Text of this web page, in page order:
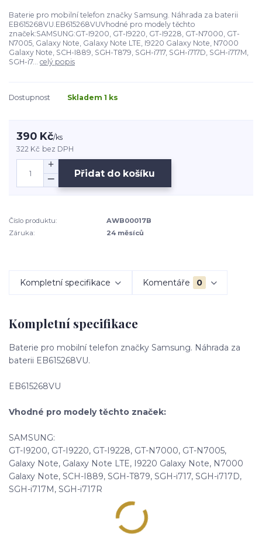
Baterie pro mobilní telefon značky Samsung. Náhrada za baterii
EB615268VU.EB615268VUVhodné pro modely těchto
značek:SAMSUNG:GT-I9200, GT-I9220, GT-I9228, GT-N7000, GT-
N7005, Galaxy Note, Galaxy Note LTE, I9220 Galaxy Note, N7000
Galaxy Note, SCH-I889, SGH-T879, SGH-i717, SGH-i717D, SGH-i717M,
SGH-i7... celý popis
Dostupnost Skladem 1 ks
390 Kč/ks
322 Kč bez DPH
Přidat do košíku
Číslo produktu:
AWB00017B
Záruka:
24 měsíců
Kompletní specifikace Komentáře 0
Kompletní specifikace
Baterie pro mobilní telefon značky Samsung. Náhrada za
baterii EB615268VU.
EB615268VU
Vhodné pro modely těchto značek:
SAMSUNG:
GT-I9200, GT-I9220, GT-I9228, GT-N7000, GT-N7005,
Galaxy Note, Galaxy Note LTE, I9220 Galaxy Note, N7000
Galaxy Note, SCH-I889, SGH-T879, SGH-i717, SGH-i717D,
SGH-i717M, SGH-i717R